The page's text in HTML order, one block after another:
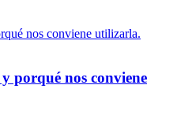
porqué nos conviene